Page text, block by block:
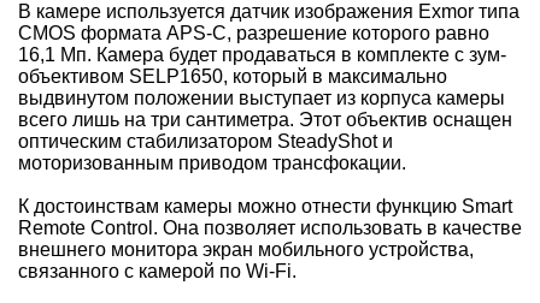
В камере используется датчик изображения Exmor типа
CMOS формата APS-C, разрешение которого равно
16,1 Мп. Камера будет продаваться в комплекте с зум-
объективом SELP1650, который в максимально
выдвинутом положении выступает из корпуса камеры
всего лишь на три сантиметра. Этот объектив оснащен
оптическим стабилизатором SteadyShot и
моторизованным приводом трансфокации.
К достоинствам камеры можно отнести функцию Smart
Remote Control. Она позволяет использовать в качестве
внешнего монитора экран мобильного устройства,
связанного с камерой по Wi-Fi.